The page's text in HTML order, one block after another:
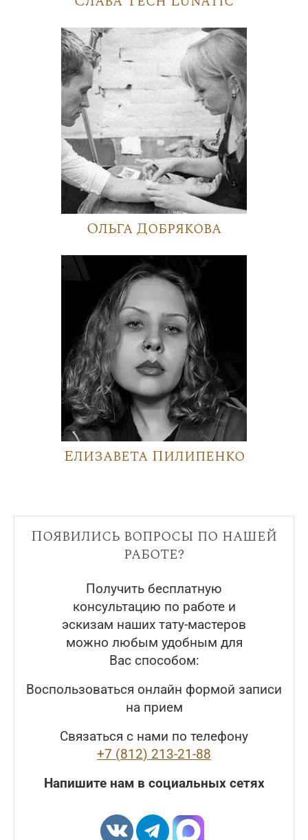
Ольга Добрякова
Елизавета Пилипенко
Появились вопросы по нашей
работе?
Получить бесплатную
консультацию по работе и
эскизам наших тату-мастеров
можно любым удобным для
Вас способом:
Воспользоваться онлайн формой записи
на прием
Связаться с нами по телефону
+7 (812) 213-21-88
Напишите нам в социальных сетях